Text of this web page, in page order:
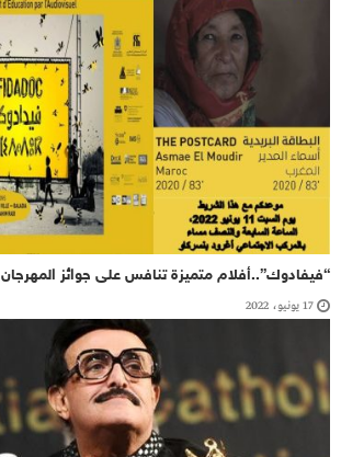
“فيفادوك”..أفلام متميزة تنافس على جوائز المهرجان
17 يونيو، 2022